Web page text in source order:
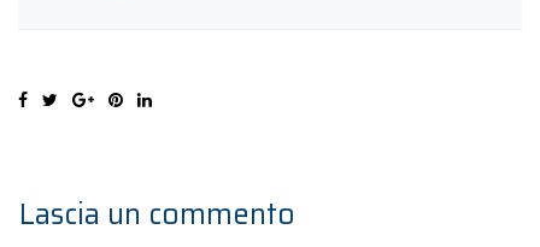
Lascia un commento